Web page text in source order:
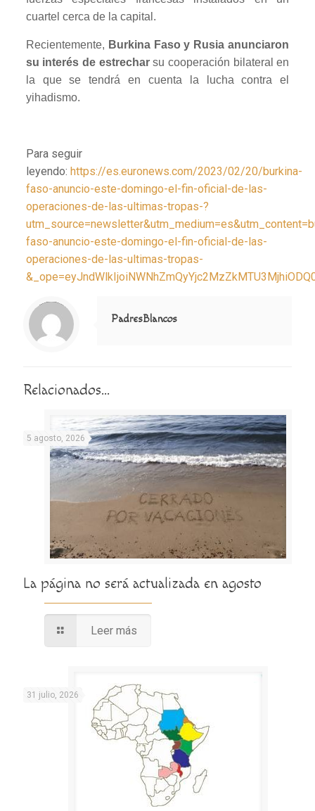
cuartel cerca de la capital.
Recientemente, Burkina Faso y Rusia anunciaron
su interés de estrecharsu cooperación bilateral en
la que se tendrá en cuenta la lucha contra el
yihadismo.
Para seguir
leyendo: https://es.euronews.com/2023/02/20/burkina-
faso-anuncio-este-domingo-el-fin-oficial-de-las-
operaciones-de-las-ultimas-tropas-?
faso-anuncio-este-domingo-el-fin-oficial-de-las-
operaciones-de-las-ultimas-tropas-
Notice
: Trying to access array offset on value of type null in
/home/misioner/public_html/padresblancos/themes/betheme/includes/content-single.php
on line
286
PadresBlancos
Relacionados...
5 agosto, 2026
La página no será actualizada en agosto
Leer más
31 julio, 2026